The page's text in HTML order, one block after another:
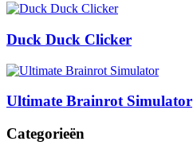
Duck Duck Clicker
Ultimate Brainrot Simulator
Categorieën